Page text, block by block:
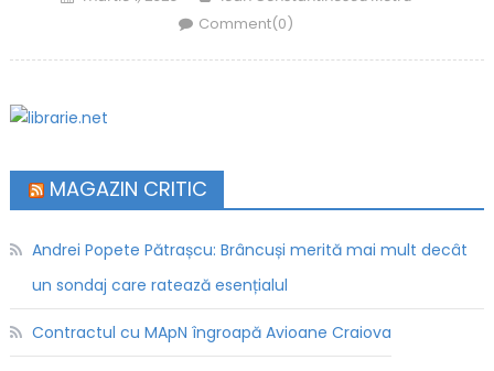
Comment(0)
MAGAZIN CRITIC
Andrei Popete Pătrașcu: Brâncuși merită mai mult decât
un sondaj care ratează esențialul
Contractul cu MApN îngroapă Avioane Craiova